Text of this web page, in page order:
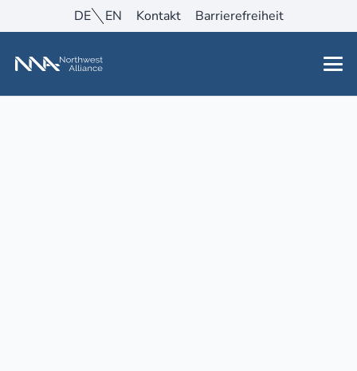
DE EN Kontakt Barrierefreiheit